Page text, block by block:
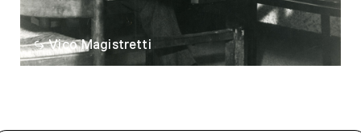
Vico Magistretti